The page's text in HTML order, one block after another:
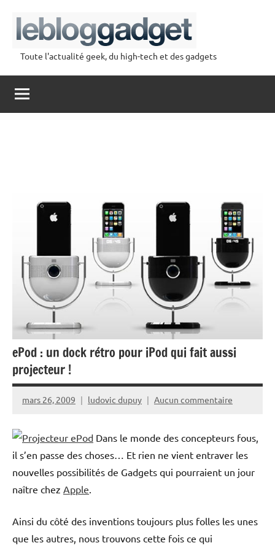
contenu
lebloggadget
Toute l'actualité geek, du high-tech et des gadgets
ePod : un dock rétro pour iPod qui fait aussi
projecteur !
mars 26, 2009 ludovic dupuy Aucun commentaire
Dans le monde des concepteurs fous,
il s’en passe des choses… Et rien ne vient entraver les
nouvelles possibilités de Gadgets qui pourraient un jour
naître chez Apple
Ainsi du côté des inventions toujours plus folles les unes
que les autres, nous trouvons cette fois ce qui